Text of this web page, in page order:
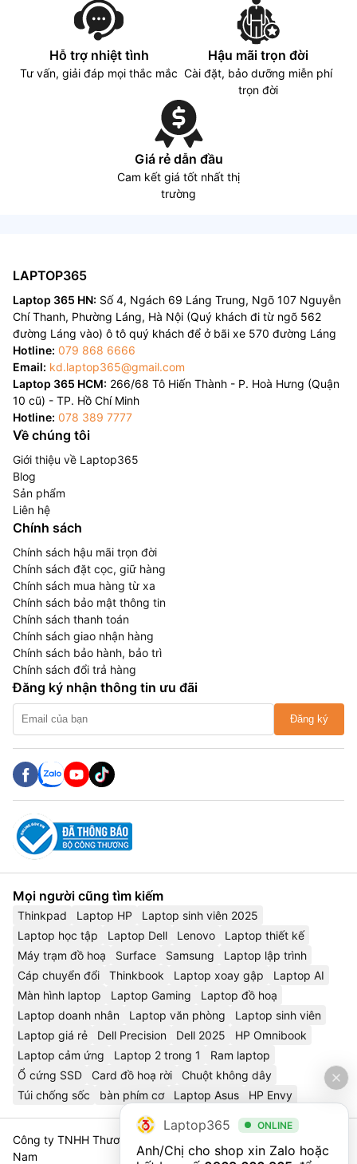
Hỗ trợ nhiệt tình
Tư vấn, giải đáp mọi thắc mắc
Hậu mãi trọn đời
Cài đặt, bảo dưỡng miễn phí
trọn đời
Giá rẻ dẫn đầu
Cam kết giá tốt nhất thị
trường
LAPTOP365
Laptop 365 HN: Số 4, Ngách 69 Láng Trung, Ngõ 107 Nguyễn
Chí Thanh, Phường Láng, Hà Nội (Quý khách đi từ ngõ 562
đường Láng vào) ô tô quý khách để ở bãi xe 570 đường Láng
Hotline: 079 868 6666
Email: kd.laptop365@gmail.com
Laptop 365 HCM: 266/68 Tô Hiến Thành - P. Hoà Hưng (Quận
10 cũ) - TP. Hồ Chí Minh
Hotline: 078 389 7777
Về chúng tôi
Giới thiệu về Laptop365
Blog
Sản phẩm
Liên hệ
Chính sách
Chính sách hậu mãi trọn đời
Chính sách đặt cọc, giữ hàng
Chính sách mua hàng từ xa
Chính sách bảo mật thông tin
Chính sách thanh toán
Chính sách giao nhận hàng
Chính sách bảo hành, bảo trì
Chính sách đổi trả hàng
Đăng ký nhận thông tin ưu đãi
Đăng ký
Mọi người cũng tìm kiếm
Thinkpad Laptop HP
Laptop sinh viên 2025
Laptop học tập
Laptop Dell Lenovo
Laptop thiết kế
Máy trạm đồ hoạ
Surface Samsung
Laptop lập trình
Cáp chuyển đổi
Thinkbook Laptop xoay gập
Laptop AI
Màn hình laptop
Laptop Gaming
Laptop đồ hoạ
Laptop doanh nhân
Laptop văn phòng
Laptop sinh viên
Laptop giá rẻ
Dell Precision Dell 2025
HP Omnibook
Laptop cảm ứng
Laptop 2 trong 1
Ram laptop
Ổ cứng SSD
Card đồ hoạ rời
Chuột không dây
Túi chống sốc
bàn phím cơ Laptop Asus HP Envy
Công ty TNHH Thương Mại Và Dịch Vụ Công Nghệ 365 Việt
Nam
Laptop365 ONLINE
Anh/Chị cho shop xin Zalo hoặc